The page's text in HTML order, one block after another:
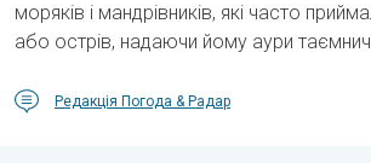
моряків і мандрівників, які часто
або острів, надаючи йому аури
Редакція Погода & Радар